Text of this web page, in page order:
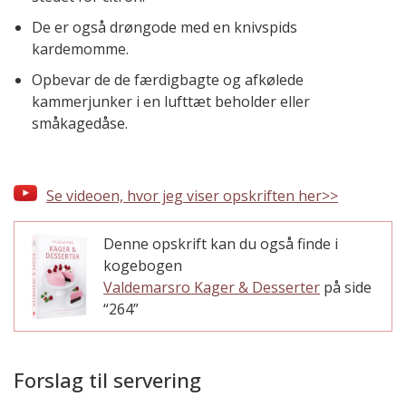
De er også drøngode med en knivspids
kardemomme.
Opbevar de de færdigbagte og afkølede
kammerjunker i en lufttæt beholder eller
småkagedåse.
Se videoen, hvor jeg viser opskriften her>>
Denne opskrift kan du også finde i
kogebogen
Valdemarsro Kager & Desserter på side
“264”
Forslag til servering